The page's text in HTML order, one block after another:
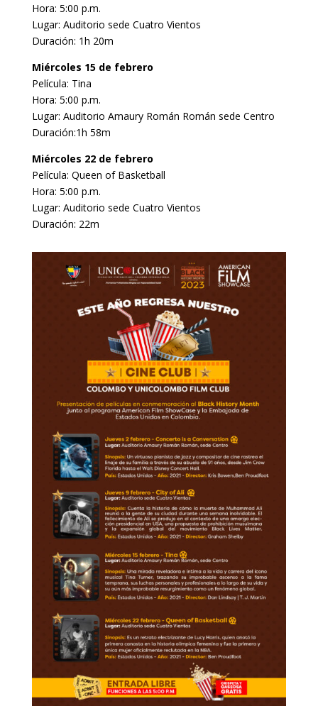
Hora: 5:00 p.m.
Lugar: Auditorio sede Cuatro Vientos
Duración: 1h 20m
Miércoles 15 de febrero
Película: Tina
Hora: 5:00 p.m.
Lugar: Auditorio Amaury Román Román sede Centro
Duración:1h 58m
Miércoles 22 de febrero
Película: Queen of Basketball
Hora: 5:00 p.m.
Lugar: Auditorio sede Cuatro Vientos
Duración: 22m